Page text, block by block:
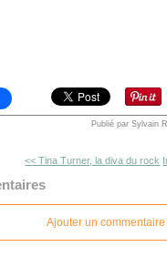
Publié par Sylvain
<< Tina Turner, la diva du rock
Ajouter un commentaire